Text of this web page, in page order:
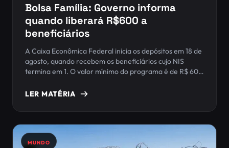
Bolsa Família: Governo informa
quando liberará R$600 a
beneficiários
A Caixa Econômica Federal inicia os depósitos em 18 de
agosto, quando recebem os beneficiários cujo NIS
termina em 1. O valor mínimo do programa é de R$ 600
aos adicionais previstos para diferentes situações
LER MATÉRIA
MUNDO